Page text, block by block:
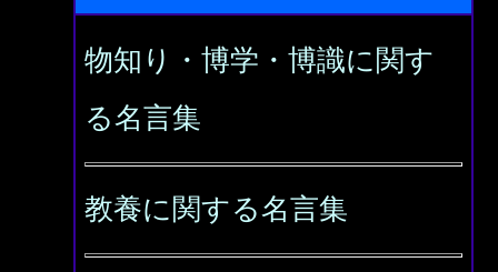
物知り・博学・博識に関す
る名言集
教養に関する名言集